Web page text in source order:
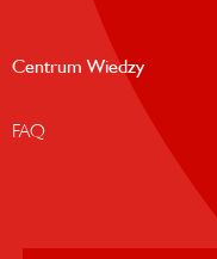
Centrum Wiedzy
FAQ